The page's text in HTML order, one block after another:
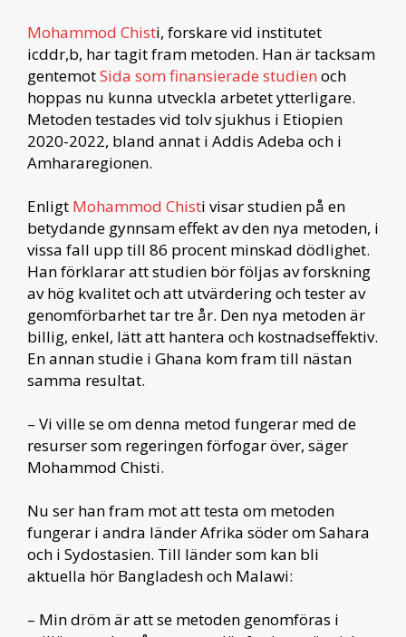
Mohammod Chisti, forskare vid institutet
icddr,b, har tagit fram metoden. Han är tacksam
gentemotSida som finansierade studien och
hoppas nu kunna utveckla arbetet ytterligare.
Metoden testades vid tolv sjukhus i Etiopien
2020-2022, bland annat i Addis Adeba och i
Amhararegionen.
Enligt Mohammod Chisti visar studien på en
betydande gynnsam effekt av den nya metoden, i
vissa fall upp till 86 procent minskad dödlighet.
Han förklarar att studien bör följas av forskning
av hög kvalitet och att utvärdering och tester av
genomförbarhet tar tre år. Den nya metoden är
billig, enkel, lätt att hantera och kostnadseffektiv.
En annan studie i Ghana kom fram till nästan
samma resultat.
– Vi ville se om denna metod fungerar med de
resurser som regeringen förfogar över, säger
Mohammod Chisti.
Nu ser han fram mot att testa om metoden
fungerar i andra länder Afrika söder om Sahara
och i Sydostasien. Till länder som kan bli
aktuella hör Bangladesh och Malawi:
– Min dröm är att se metoden genomföras i